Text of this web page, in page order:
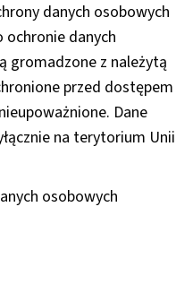
danych osobowych
ochronie danych
gromadzone z należytą
przed dostępem
Dane
na terytorium Unii
osobowych